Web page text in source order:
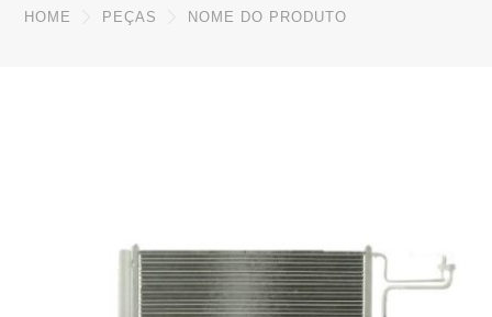
HOME PEÇAS NOME DO PRODUTO